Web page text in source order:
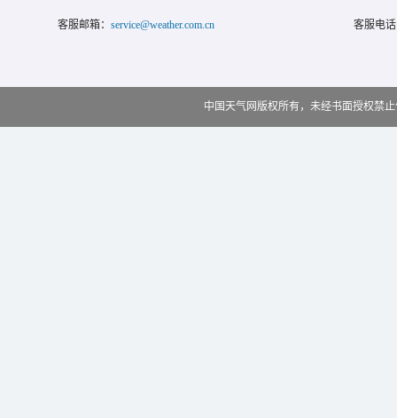
客服邮箱： service@weather.com.cn 客服电
中国天气网版权所有，未经书面授权